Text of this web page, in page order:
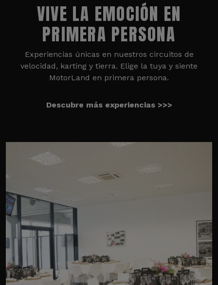
VIVE LA EMOCIÓN EN
PRIMERA PERSONA
Experiencias únicas en nuestros circuitos de
velocidad, karting y tierra. Elige la tuya y siente
MotorLand en primera persona.
Descubre más experiencias >>>